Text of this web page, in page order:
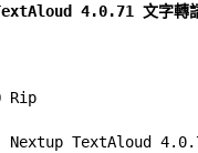
4.0.71 文字轉
: Nextup TextAloud